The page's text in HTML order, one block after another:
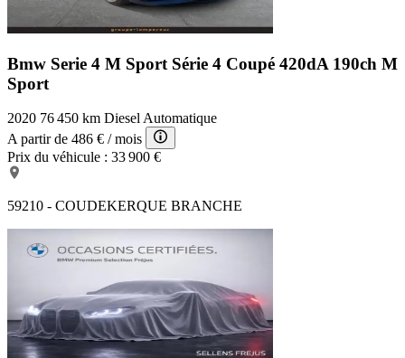
Bmw Serie 4 M Sport Série 4 Coupé 420dA 190ch M
Sport
2020 76 450 km DieselAutomatique
A partir de 486 € / mois
Prix du véhicule : 33 900 €
59210 - COUDEKERQUE BRANCHE